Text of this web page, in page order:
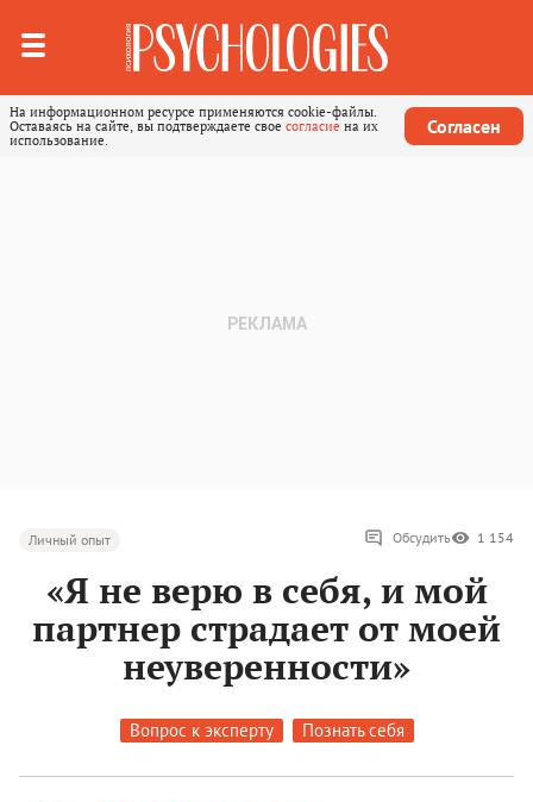
На информационном ресурсе применяются cookie-файлы.
Оставаясь на сайте, вы подтверждаете свое согласие на их
использование.
Согласен
Личный опыт Обсудить 1 154
«Я не верю в себя, и мой
партнер страдает от моей
неуверенности»
Вопрос к эксперту Познать себя